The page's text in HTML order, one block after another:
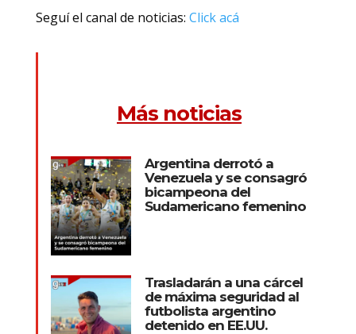
Seguí el canal de noticias: Click acá
Más noticias
Argentina derrotó a
Venezuela y se consagró
bicampeona del
Sudamericano femenino
Trasladarán a una cárcel
de máxima seguridad al
futbolista argentino
detenido en EE.UU.